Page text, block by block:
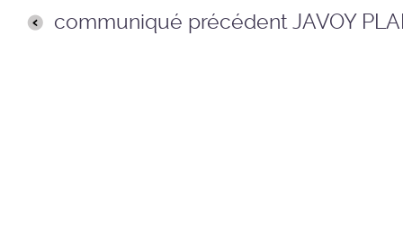
communiqué précédent JAVOY